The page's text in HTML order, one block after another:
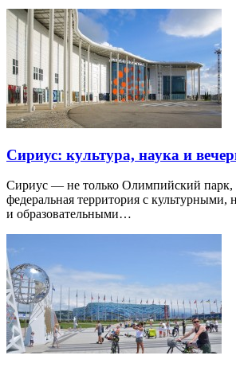
Сириус: культура, наука и
Сириус — не только Олимпийский парк,
федеральная территория с культурными,
и образовательными…